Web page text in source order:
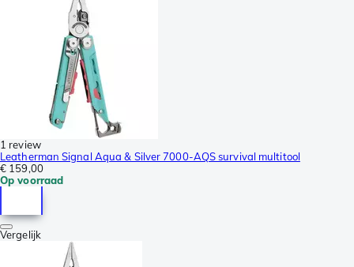
1 review
Leatherman Signal Aqua & Silver 7000-AQS survival multitool
€ 159,00
Op voorraad
Vergelijk